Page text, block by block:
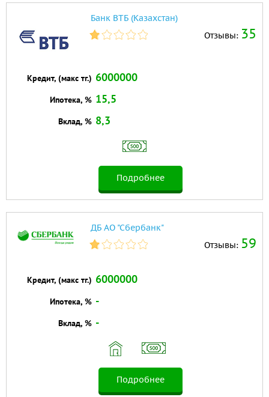
Банк ВТБ (Казахстан)
Отзывы: 35
Подробнее
Кредит, (макс тг.) 6000000
Ипотека, % 15,5
Вклад, % 8,3
ДБ АО "Сбербанк"
Отзывы: 59
Подробнее
Кредит, (макс тг.) 6000000
Ипотека, % -
Вклад, % -